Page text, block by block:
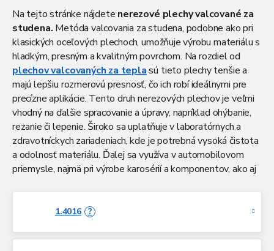
Na tejto stránke nájdete nerezové plechy valcované za
studena. Metóda valcovania za studena, podobne ako pri
klasických oceľových plechoch, umožňuje výrobu materiálu s
hladkým, presným a kvalitným povrchom. Na rozdiel od
plechov valcovaných za teplasú tieto plechy tenšie a
majú lepšiu rozmerovú presnosť, čo ich robí ideálnymi pre
precízne aplikácie. Tento druh nerezových plechov je veľmi
vhodný na ďalšie spracovanie a úpravy, napríklad ohýbanie,
rezanie či lepenie. Široko sa uplatňuje v laboratórnych a
zdravotníckych zariadeniach, kde je potrebná vysoká čistota
a odolnosť materiálu. Ďalej sa využíva v automobilovom
priemysle, najmä pri výrobe karosérií a komponentov, ako aj
prvkov s elegantným povrchom.
valcované za studena
dodávame v povrchovej úprave 2B,
po špeciálne nerezové ocele prispôsobené pre konkrétne
1.4016 ?